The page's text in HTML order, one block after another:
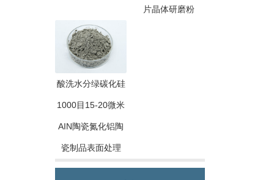
片晶体研磨粉
酸洗水分绿碳化硅
1000目15-20微米
AIN陶瓷氮化铝陶
瓷制品表面处理